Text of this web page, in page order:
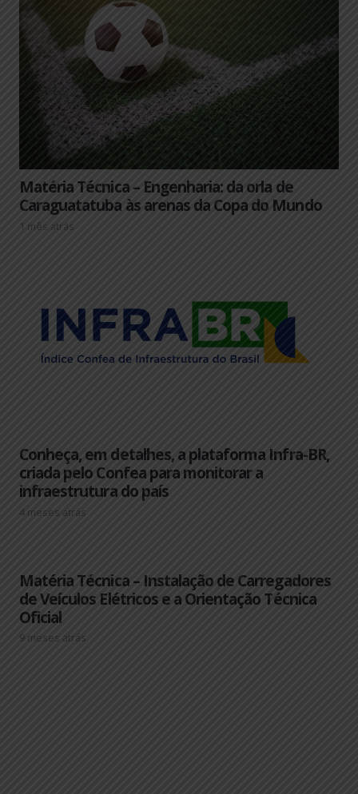
Matéria Técnica – Engenharia: da orla de
Caraguatatuba às arenas da Copa do Mundo
1 mês atrás
Conheça, em detalhes, a plataforma Infra-BR,
criada pelo Confea para monitorar a
infraestrutura do país
4 meses atrás
Matéria Técnica – Instalação de Carregadores
de Veículos Elétricos e a Orientação Técnica
Oficial
9 meses atrás